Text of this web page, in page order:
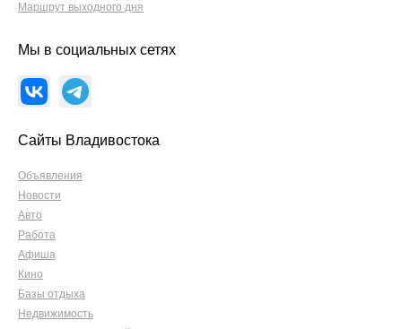
Маршрут выходного дня
Мы в социальных сетях
Сайты Владивостока
Объявления
Новости
Авто
Работа
Афиша
Кино
Базы отдыха
Недвижимость